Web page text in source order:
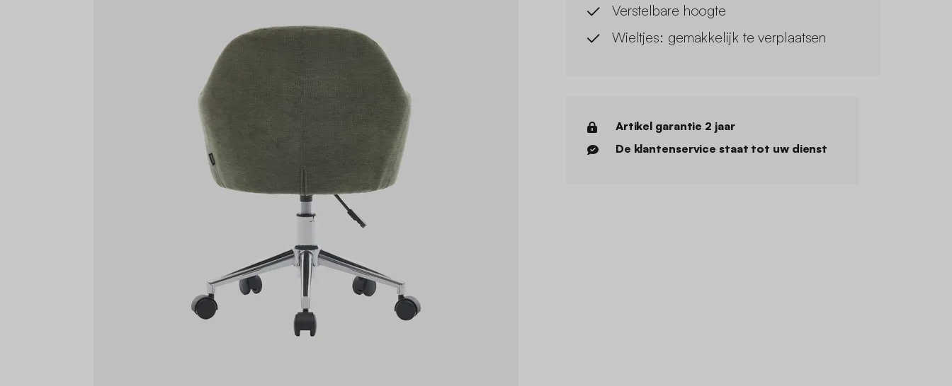
Verstelbare hoogte
Wieltjes: gemakkelijk te verplaatsen
Artikel garantie 2 jaar
De klantenservice staat tot uw dienst